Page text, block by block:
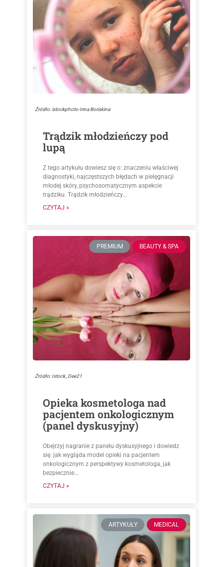
Źródło: istockphoto-Irina Boriskina
Trądzik młodzieńczy pod
lupą
Z tego artykułu dowiesz się o: znaczeniu właściwej
diagnostyki, najczęstszych błędach w pielęgnacji
młodej skóry, psychosomatycznym aspekcie
trądziku. Trądzik młodzieńczy...
CZYTAJ »
PREMIUM BEAUTY & SPA
Źródło: Istock_Dee21
Opieka kosmetologa nad
pacjentem onkologicznym
(panel dyskusyjny)
Obejrzyj nagranie z panelu dyskusyjnego i dowiedz
się: jak wygląda model opieki na pacjentem
onkologicznym z perspektywy kosmetologa, jak
bezpiecznie...
CZYTAJ »
ARTYKUŁY MEDICAL